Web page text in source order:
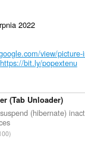
2022
view/picture-
https://bit.ly/popextenu
(Tab Unloader)
(hibernate)